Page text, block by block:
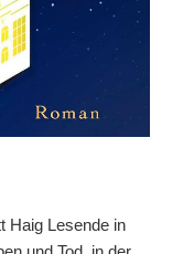
Haig Lesende in